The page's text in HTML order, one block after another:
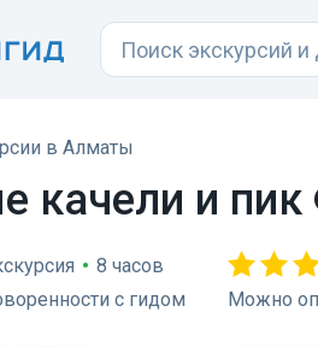
в Алматы
качели и
• 8 часов
с гидом
Можно